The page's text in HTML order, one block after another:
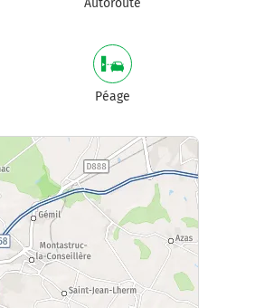
Autoroute
Péage